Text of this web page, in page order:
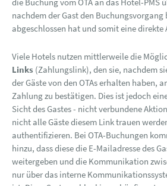
nachdem der Gast den Buchungsvorgang
abgeschlossen hat und somit eine
Viele Hotels nutzen mittlerweile die
Links (Zahlungslink), den sie, nachdem
der Gäste von den OTAs erhalten haben,
Zahlung zu bestätigen. Dies ist jedoch
Sicht des Gastes - nicht verbundene
nicht alle Gäste diesem Link trauen
authentifizieren. Bei OTA-Buchungen
hinzu, dass diese die E-Mailadresse des
weitergeben und die Kommunikation
nur über das interne